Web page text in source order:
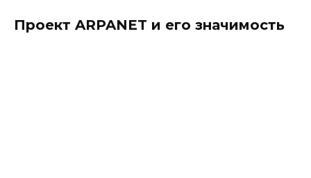
Проект ARPANET и его значимость